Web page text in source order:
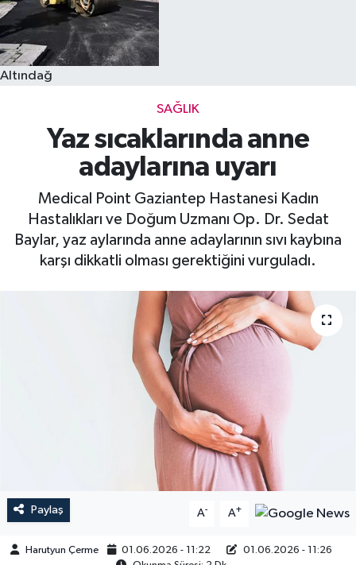
Altındağ
SAĞLIK
Yaz sıcaklarında anne
adaylarına uyarı
Medical Point Gaziantep Hastanesi Kadın
Hastalıkları ve Doğum Uzmanı Op. Dr. Sedat
Baylar, yaz aylarında anne adaylarının sıvı kaybına
karşı dikkatli olması gerektiğini vurguladı.
Paylaş A- A+
Harutyun Çerme 01.06.2026 - 11:22
01.06.2026 - 11:26